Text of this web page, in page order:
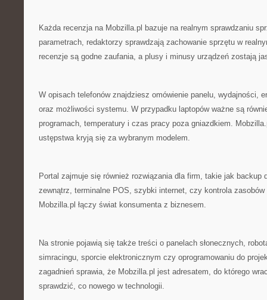
Każda recenzja na Mobzilla.pl bazuje na realnym sprawdzaniu
parametrach, redaktorzy sprawdzają zachowanie sprzętu w
recenzje są godne zaufania, a plusy i minusy urządzeń zostają
W opisach telefonów znajdziesz omówienie panelu, wydajności,
oraz możliwości systemu. W przypadku laptopów ważne są
programach, temperatury i czas pracy poza gniazdkiem.
ustępstwa kryją się za wybranym modelem.
Portal zajmuje się również rozwiązania dla firm, takie jak backup
zewnątrz, terminalne POS, szybki internet, czy kontrola
Mobzilla.pl łączy świat konsumenta z biznesem.
Na stronie pojawią się także treści o panelach słonecznych,
simracingu, sporcie elektronicznym czy oprogramowaniu do
zagadnień sprawia, że Mobzilla.pl jest adresatem, do którego
sprawdzić, co nowego w technologii.